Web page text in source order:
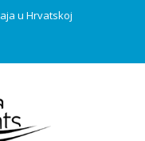
u Hrvatskoj